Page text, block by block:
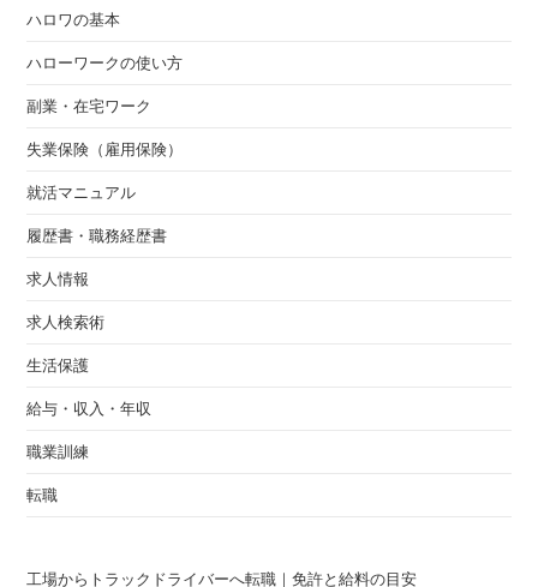
ハロワの基本
ハローワークの使い方
副業・在宅ワーク
失業保険（雇用保険）
就活マニュアル
履歴書・職務経歴書
求人情報
求人検索術
生活保護
給与・収入・年収
職業訓練
転職
工場からトラックドライバーへ転職｜免許と給料の目安